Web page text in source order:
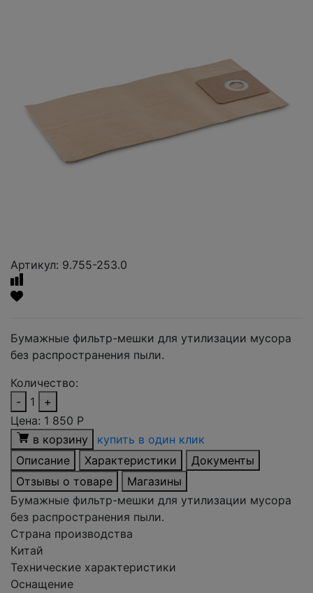
Артикул: 9.755-253.0
Бумажные фильтр-мешки для утилизации мусора
без распространения пыли.
Количество:
-
1
+
Цена: 1 850 Р
в корзину
купить в один клик
Описание
Характеристики
Документы
Отзывы о товаре
Магазины
Бумажные фильтр-мешки для утилизации мусора
без распространения пыли.
Страна производства
Китай
Технические характеристики
Оснащение